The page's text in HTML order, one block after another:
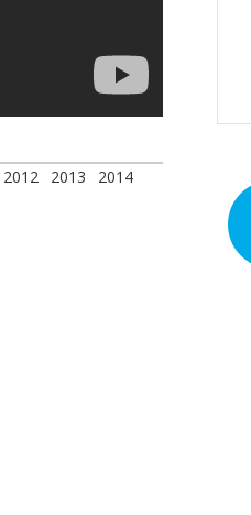
2012 2013
2014